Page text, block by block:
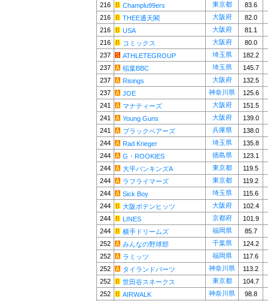
216
Champlu99ers 東京都
83.6
216
THEE通天閣 大阪府
82.0
216
USA 大阪府
81.1
216
コミックス 大阪府
80.0
237
ATHLETEGROUP 埼玉県
182.2
237
稲葉BBC 埼玉県
145.7
237
Risings 大阪府
132.5
237
JOE 神奈川県
125.6
241
マナティーズ 大阪府
151.5
241
Young Guns 大阪府
139.0
241
ブラックベアーズ 兵庫県
138.0
244
Rad Krieger 埼玉県
135.8
244
G・ROOKIES 徳島県
123.1
244
大平バンキンズA 東京都
119.5
244
ラフライマーズ 東京都
119.2
244
Sick Boy 埼玉県
115.6
244
大阪ポテンヒッツ 大阪府
102.4
244
LINES 京都府
101.9
244
横手ドリームズ 福岡県
85.7
252
みんなの野球部 千葉県
124.2
252
ラミッツ 福岡県
117.6
252
タイランドバーツ 神奈川県
113.2
252
世田谷スネークス 東京都
104.7
252
AIRWALK 神奈川県
98.8